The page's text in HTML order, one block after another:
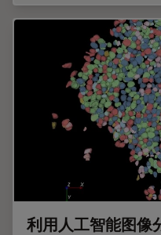
利用人工智能图像